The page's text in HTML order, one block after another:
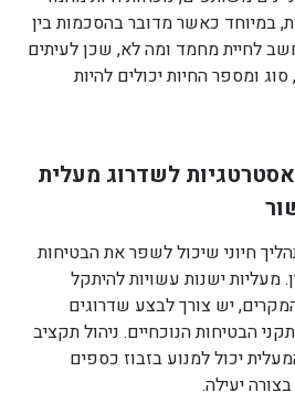
במיוחד כאשר מדובר בהסכמות בין
לחיית מחמד ומה לא, שכן לעיתים
ומספר החיות יכולים להיות
לשדרוג מעלית
חיוני שיכול לשפר את הבטיחות
מעליות ישנות עשויות להיתקל
יש צורך לבצע שדרוגים
הבטיחות הנוכחיים. ניהול תקציב
יכול למנוע בזבוז כספים
יעילה.